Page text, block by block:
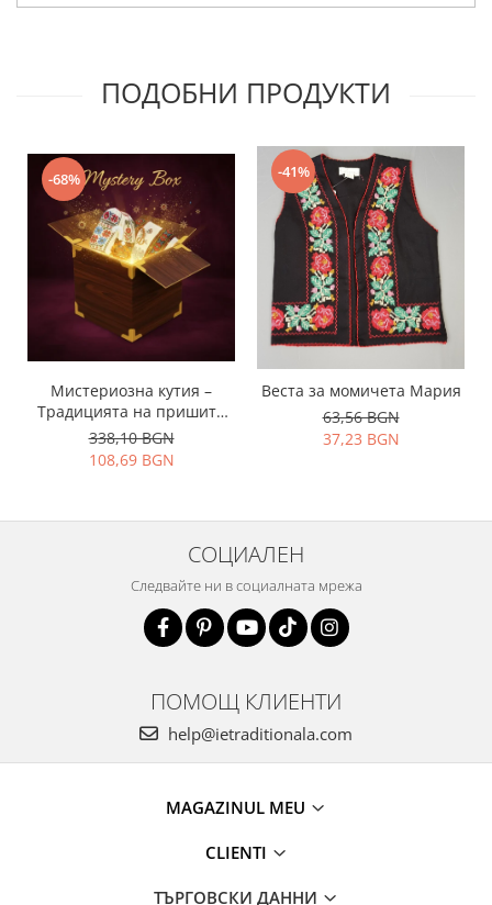
ПОДОБНИ ПРОДУКТИ
-68%
Мистериозна кутия –
Традицията на пришити
изненади
338,10 BGN
108,69 BGN
-41%
Веста за момичета Мария
63,56 BGN
37,23 BGN
СОЦИАЛЕН
Следвайте ни в социалната мрежа
ПОМОЩ КЛИЕНТИ
help@ietraditionala.com
MAGAZINUL MEU
CLIENTI
ТЪРГОВСКИ ДАННИ